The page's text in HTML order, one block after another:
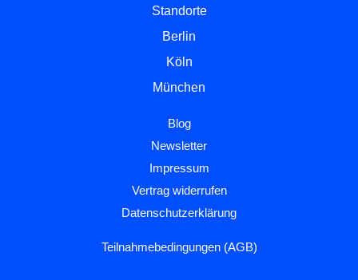
Standorte
Berlin
Köln
München
Blog
Newsletter
Impressum
Vertrag widerrufen
Datenschutzerklärung
Teilnahmebedingungen (AGB)